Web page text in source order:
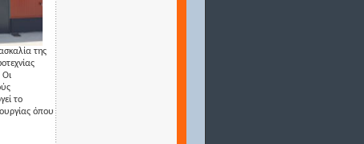
της
Οι
το
όπου